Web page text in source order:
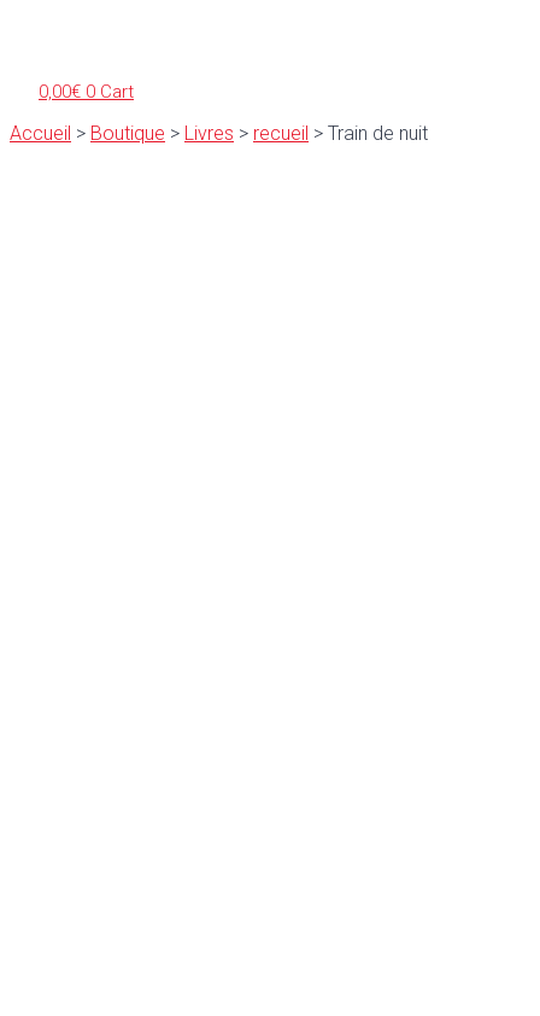
0,00€ 0 Cart
Accueil > Boutique > Livres > recueil > Train de nuit